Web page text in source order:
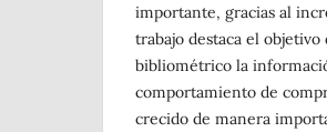
importante, gracias al
trabajo destaca el
bibliométrico la
comportamiento de
crecido de manera